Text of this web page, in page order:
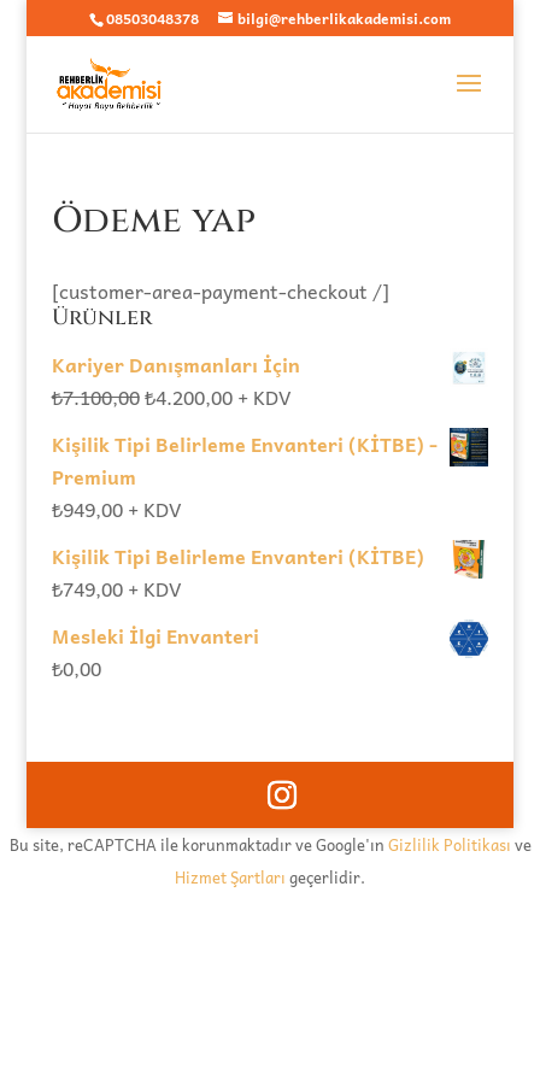
08503048378 bilgi@rehberlikakademisi.com
Ödeme yap
[customer-area-payment-checkout /]
Ürünler
Kariyer Danışmanları İçin
₺7.100,00Orijinal
₺7.100,00.
₺4.200,00Şu
fiyat:
+ KDV
Kişilik Tipi Belirleme Envanteri (KİTBE) -
Premium
₺949,00 + KDV
Kişilik Tipi Belirleme Envanteri (KİTBE)
₺749,00 + KDV
Mesleki İlgi Envanteri
₺0,00
Bu site, reCAPTCHA ile korunmaktadır ve Google'ınGizlilik Politikasıve
Hizmet Şartlarıgeçerlidir.